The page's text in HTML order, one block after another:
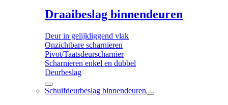
Draaibeslag binnendeuren
Deur in gelijkliggend vlak
Onzichtbare scharnieren
Pivot/Taatsdeurscharnier
Scharnieren enkel en dubbel
Deurbeslag
Schuifdeurbeslag binnendeuren